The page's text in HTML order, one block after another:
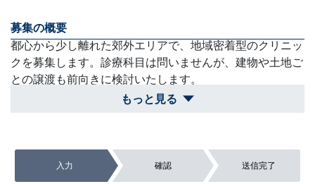
募集の概要
都心から少し離れた郊外エリアで、地域密着型のクリニッ
クを募集します。診療科目は問いませんが、建物や土地ご
との譲渡も前向きに検討いたします。
もっと見る
域の状況をしっかり伺った上で、半年程度を目処に合意を
入力 確認 送信完了